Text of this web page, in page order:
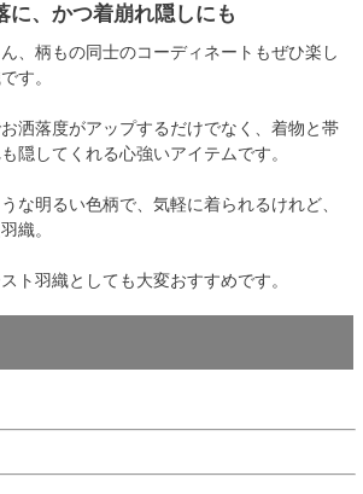
に、かつ着崩れ隠しにも
、柄もの同士のコーディネートもぜひ楽し
す。
洒落度がアップするだけでなく、着物と帯
隠してくれる心強いアイテムです。
な明るい色柄で、気軽に着られるけれど、
織。
ト羽織としても大変おすすめです。